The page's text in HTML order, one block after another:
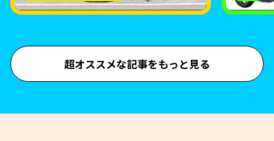
超オススメな記事をもっと見る